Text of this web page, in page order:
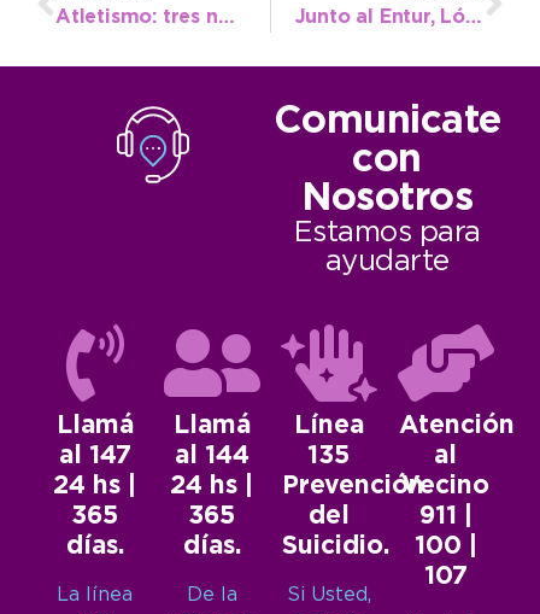
Atletismo: tres necochenses se encuentran en el ranking provincial U18 Junto al Entur, López promocionó el Enduropale en el Moto GP de Termas de Río Hondo
Comunicate
con
Nosotros
Estamos para
ayudarte
Llamá
al 147
24 hs |
365
días.
La línea
Llamá
al 144
24 hs |
365
días.
De la
Línea
135
Prevención
del
Suicidio.
Si Usted,
Atención
al
Vecino
911 |
100 |
107